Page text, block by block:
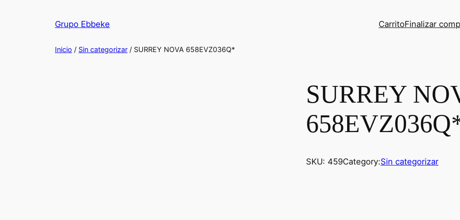
Grupo Ebbeke CarritoFinalizar
Inicio / Sin categorizar / SURREY NOVA 658EVZ036Q*
SURREY
SKU: 459Category:Sin categorizar